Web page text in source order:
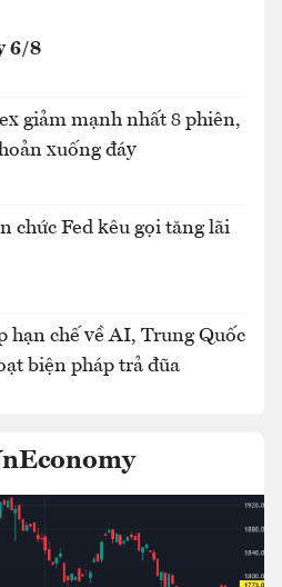
6/8
giảm mạnh nhất 8 phiên,
xuống đáy
chức Fed kêu gọi tăng lãi
hạn chế về AI, Trung Quốc
biện pháp trả đũa